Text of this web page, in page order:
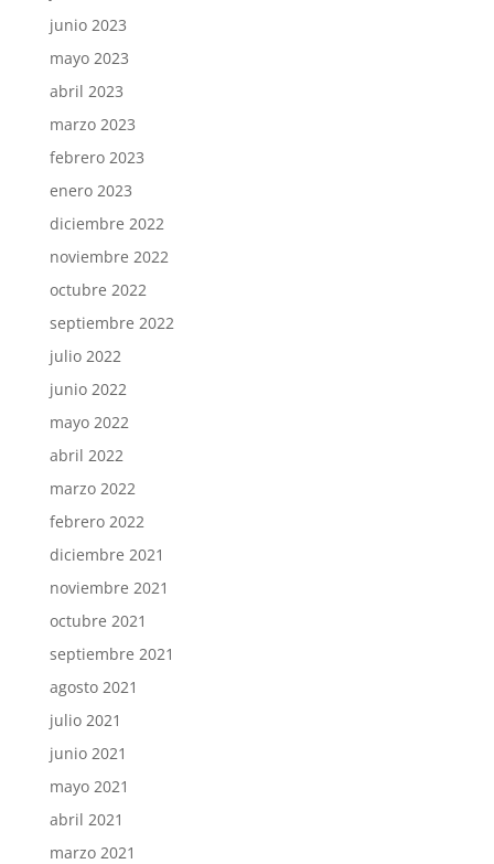
junio 2023
mayo 2023
abril 2023
marzo 2023
febrero 2023
enero 2023
diciembre 2022
noviembre 2022
octubre 2022
septiembre 2022
julio 2022
junio 2022
mayo 2022
abril 2022
marzo 2022
febrero 2022
diciembre 2021
noviembre 2021
octubre 2021
septiembre 2021
agosto 2021
julio 2021
junio 2021
mayo 2021
abril 2021
marzo 2021